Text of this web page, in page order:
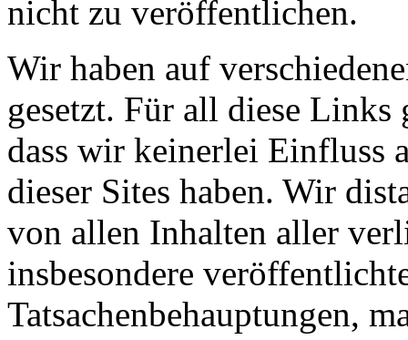
nicht zu veröffentlichen.
Wir haben auf
gesetzt. Für all diese
dass wir keinerlei Einfluss
dieser Sites haben. Wir
von allen Inhalten aller
insbesondere
Tatsachenbehauptungen,